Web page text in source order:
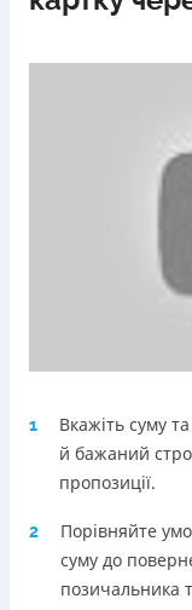
Нема кредиту
Telegram,
Онлайн (через
Через
Через
Ліцензія
1
Вкажіть суму
й бажаний
пропозиції.
2
Порівняйте
суму до
позичальника